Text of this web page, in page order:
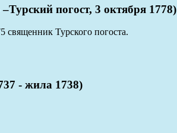
погост, 3 октября 1778)
священник Турского погоста.
- жила 1738)